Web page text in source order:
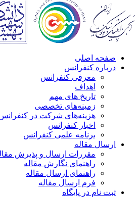
صفحه اصلی
درباره کنفرانس
معرفی کنفرانس
اهداف
تاریخ های مهم
زمینه‌های تخصصی
هزینه‌های شرکت در کنفرانس
اخبار کنفرانس
برنامه علمی کنفرانس
ارسال مقاله
مقررات ارسال و پذیرش مقاله
راهنمای نگارش مقاله
راهنمای ارسال مقاله
فرم ارسال مقاله
ثبت نام در پایگاه